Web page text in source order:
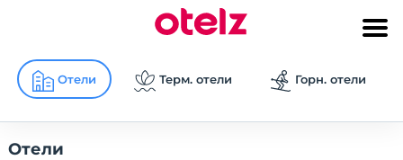
Отели Терм. отели Горн. отели
Отели